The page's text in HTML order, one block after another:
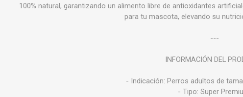
100% natural, garantizando un alimento libre de antioxidantes
para tu mascota, elevando su
---
INFORMACIÓN DEL
- Indicación: Perros adultos de
- Tipo: Super